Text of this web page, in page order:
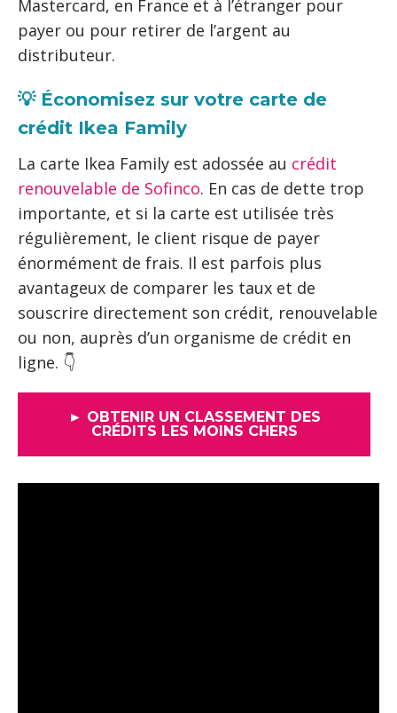
Mastercard, en France et à l’étranger pour
payer ou pour retirer de l’argent au
distributeur.
💡 Économisez sur votre carte de
crédit Ikea Family
La carte Ikea Family est adossée au crédit
renouvelable de Sofinco. En cas de dette trop
importante, et si la carte est utilisée très
régulièrement, le client risque de payer
énormément de frais. Il est parfois plus
avantageux de comparer les taux et de
souscrire directement son crédit, renouvelable
ou non, auprès d’un organisme de crédit en
ligne. 👇
► OBTENIR UN CLASSEMENT DES
CRÉDITS LES MOINS CHERS